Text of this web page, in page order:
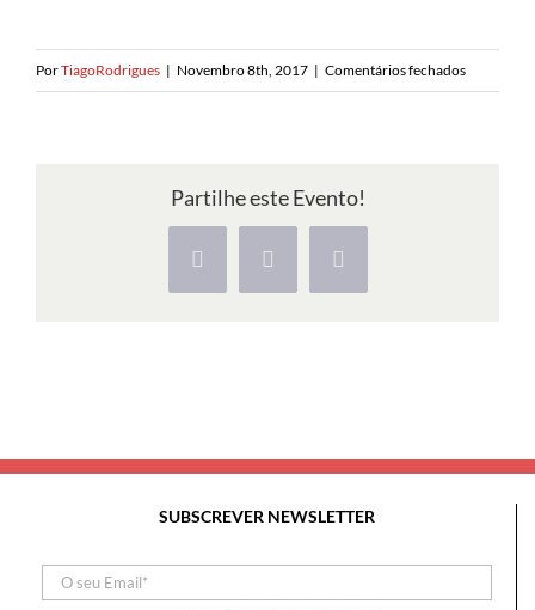
PorTiagoRodrigues | Novembro 8th, 2017 | Comentários fechadosem
Partilhe este Evento!
Facebook
X Pinterest
SUBSCREVER NEWSLETTER